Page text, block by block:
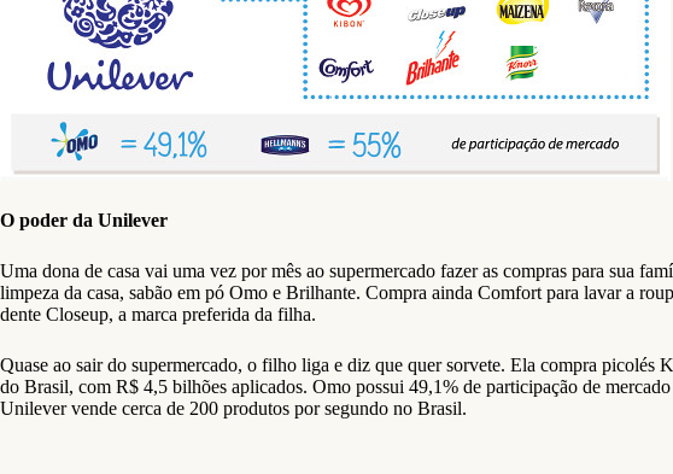
O poder da Unilever
Uma dona de casa vai uma vez por mês ao supermercado fazer as compras para sua
limpeza da casa, sabão em pó Omo e Brilhante. Compra ainda Comfort para lavar a
dente Closeup, a marca preferida da filha.
Quase ao sair do supermercado, o filho liga e diz que quer sorvete. Ela compra
do Brasil, com R$ 4,5 bilhões aplicados. Omo possui 49,1% de participação de
Unilever vende cerca de 200 produtos por segundo no Brasil.